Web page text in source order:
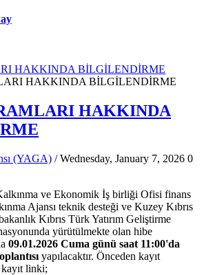
HAKKINDA BİLGİLENDİRME
HAKKINDA
(YAGA) / Wednesday, January 7, 2026 0
ve Ekonomik İş birliği Ofisi finans
Ajansı teknik desteği ve Kuzey Kıbrıs
Kıbrıs Türk Yatırım Geliştirme
yürütülmekte olan hibe
09.01.2026 Cuma günü saat 11:00'da
yapılacaktır. Önceden kayıt
linki;